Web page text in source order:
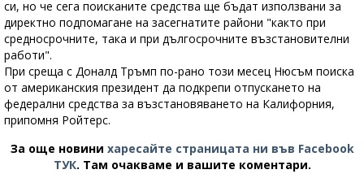
си, но че сега поисканите средства ще бъдат използвани за
директно подпомагане на засегнатите райони "както при
средносрочните, така и при дългосрочните възстановителни
работи".
При среща с Доналд Тръмп по-рано този месец Нюсъм поиска
от американския президент да подкрепи отпускането на
федерални средства за възстановяването на Калифорния,
припомня Ройтерс.
За още новини харесайте страницата ни във Facebook
ТУК. Там очакваме и вашите коментари.